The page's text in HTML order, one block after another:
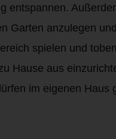
entspannen.
Garten anzulegen
spielen und
Hause aus
im eigenen Haus